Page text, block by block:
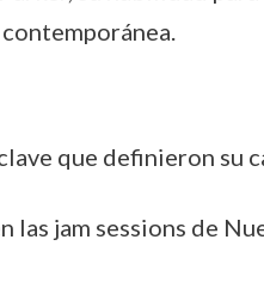
que definieron su
jam sessions de